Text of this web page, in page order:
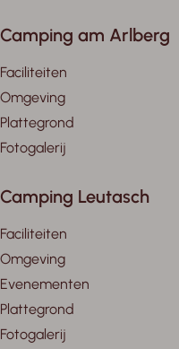
Camping am Arlberg
Faciliteiten
Omgeving
Plattegrond
Fotogalerij
Camping Leutasch
Faciliteiten
Omgeving
Evenementen
Plattegrond
Fotogalerij